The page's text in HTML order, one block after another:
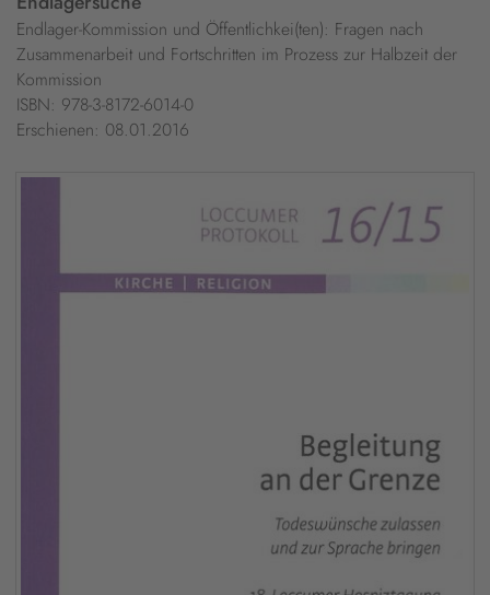
Endlager-Kommission und Öffentlichkei(ten): Fragen nach
Zusammenarbeit und Fortschritten im Prozess zur Halbzeit der
Kommission
ISBN: 978-3-8172-6014-0
Erschienen: 08.01.2016